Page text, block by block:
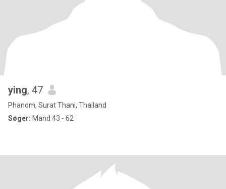
ying, 47
Phanom, Surat Thani, Thailand
Søger: Mand 43 - 62